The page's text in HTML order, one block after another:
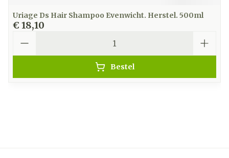
Uriage Ds Hair Shampoo Evenwicht. Herstel. 500ml
€ 18,10
Bestel